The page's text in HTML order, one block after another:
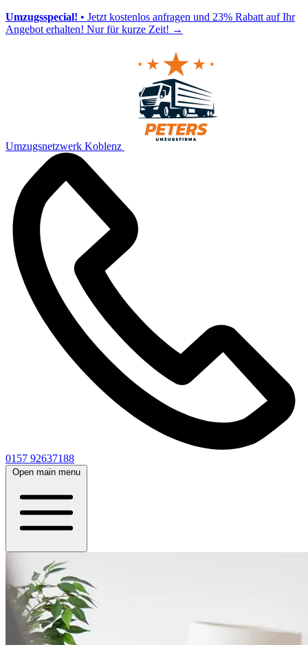
Umzugsspecial! • Jetzt kostenlos anfragen und 23% Rabatt auf Ihr
Angebot erhalten! Nur für kurze Zeit! →
Umzugsnetzwerk Koblenz
0157 92637188
Open main menu